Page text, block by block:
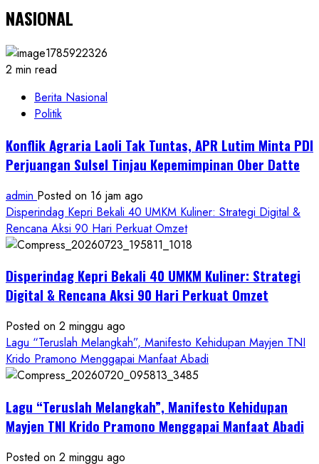
NASIONAL
2 min read
Berita Nasional
Politik
Konflik Agraria Laoli Tak Tuntas, APR Lutim Minta PDI
Perjuangan Sulsel Tinjau Kepemimpinan Ober Datte
admin Posted on 16 jam ago
Disperindag Kepri Bekali 40 UMKM Kuliner: Strategi Digital &
Rencana Aksi 90 Hari Perkuat Omzet
Disperindag Kepri Bekali 40 UMKM Kuliner: Strategi
Digital & Rencana Aksi 90 Hari Perkuat Omzet
Posted on 2 minggu ago
Lagu “Teruslah Melangkah”, Manifesto Kehidupan Mayjen TNI
Krido Pramono Menggapai Manfaat Abadi
Lagu “Teruslah Melangkah”, Manifesto Kehidupan
Mayjen TNI Krido Pramono Menggapai Manfaat Abadi
Posted on 2 minggu ago